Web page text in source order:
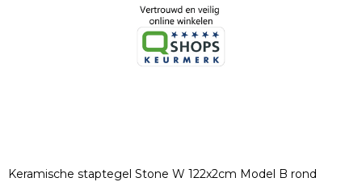
Keramische staptegel Stone W 122x2cm Model B rond